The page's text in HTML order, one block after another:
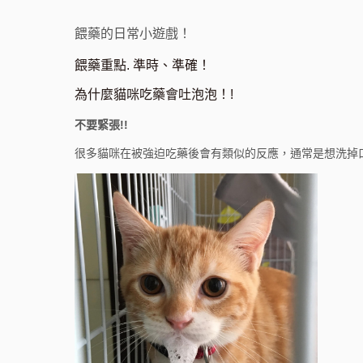
餵藥的日常小遊戲！
餵藥重點. 準時、準確！
為什麼貓咪吃藥會吐泡泡！!
不要緊張!!
很多貓咪在被強迫吃藥後會有類似的反應，通常是想洗掉